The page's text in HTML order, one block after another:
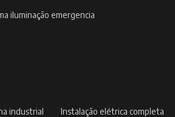
iluminação emergencia
industrial instalação elétrica completa